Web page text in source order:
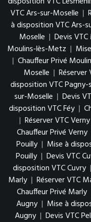
VTC Ars-sur-Moselle |
à disposition VTC Ars-
Moselle | Devis
Moulins-lès-Metz |
| Chauffeur Privé
Moselle | Réserver
disposition VTC
sur-Moselle | Devis
disposition VTC Féy |
| Réserver VTC Verny
Chauffeur Privé Verny
Pouilly | Mise à
Pouilly | Devis VTC
disposition VTC Cuvry |
Marly | Réserver VTC
Chauffeur Privé Marly
Augny | Mise à
Augny | Devis VTC